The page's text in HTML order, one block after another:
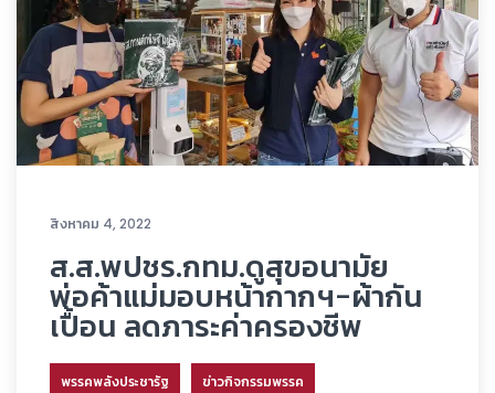
สิงหาคม 4, 2022
ส.ส.พปชร.กทม.ดูสุขอนามัย
พ่อค้าแม่มอบหน้ากากฯ-ผ้ากัน
เปื้อน ลดภาระค่าครองชีพ
พรรคพลังประชารัฐ ข่าวกิจกรรมพรรค